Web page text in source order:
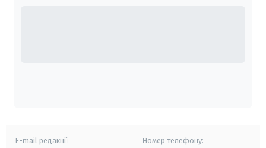
E-mail редакції Номер телефону: